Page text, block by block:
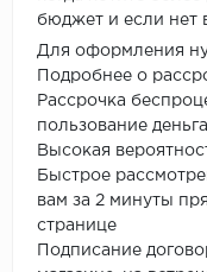
бюджет и если нет
Для оформления
Подробнее о
Рассрочка
пользование
Высокая
Быстрое
вам за 2 минуты
странице
Подписание